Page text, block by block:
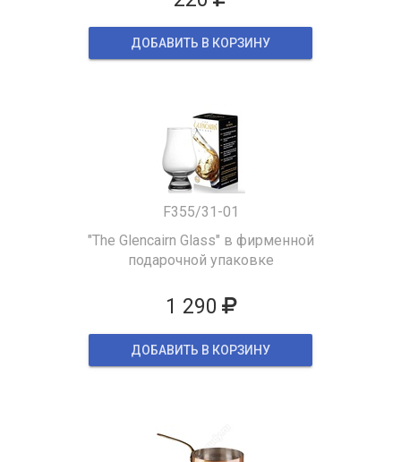
ДОБАВИТЬ В КОРЗИНУ
F355/31-01
"The Glencairn Glass" в фирменной
подарочной упаковке
1 290
ДОБАВИТЬ В КОРЗИНУ